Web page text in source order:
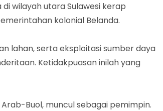
wilayah utara Sulawesi kerap
kolonial Belanda.
lahan, serta eksploitasi sumber daya
Ketidakpuasan inilah yang
Buol, muncul sebagai pemimpin.